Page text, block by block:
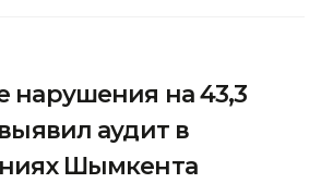
нарушения на 43,3
аудит в
Шымкента